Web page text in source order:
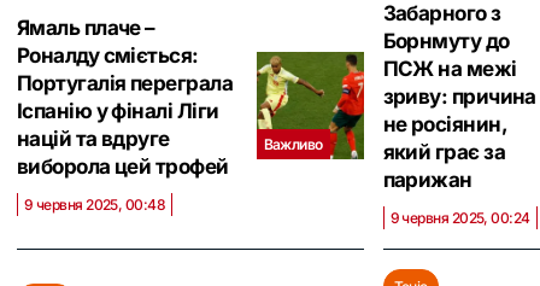
Важливо
Ямаль плаче –
Роналду сміється:
Португалія переграла
Іспанію у фіналі Ліги
націй та вдруге
виборола цей трофей
9 червня 2025, 00:48
Забарного з
Борнмуту до
ПСЖ на межі
зриву: причина
не росіянин,
який грає за
парижан
9 червня 2025, 00:24